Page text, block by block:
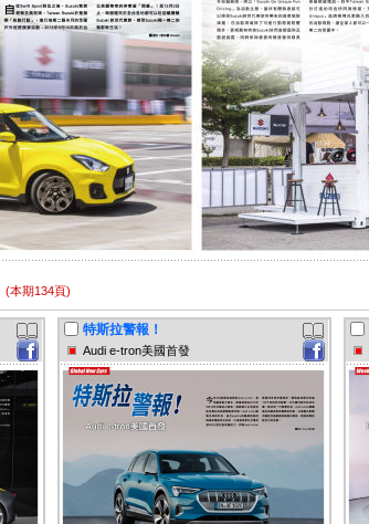
(本期134頁)
特斯拉警報！
Audi e-tron美國首發